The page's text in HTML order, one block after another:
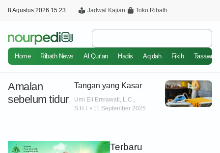
8 Agustus 2026 15:23 Jadwal Kajian Toko Ribath
Home Ribath News Al Qur’an Hadis Aqidah Fikih Tasawuf
Amalan
sebelum tidur
Tangan yang Kasar
Umi Eli Ermawati, L.C.,
S.H.I. 11 September 2025
Terbaru